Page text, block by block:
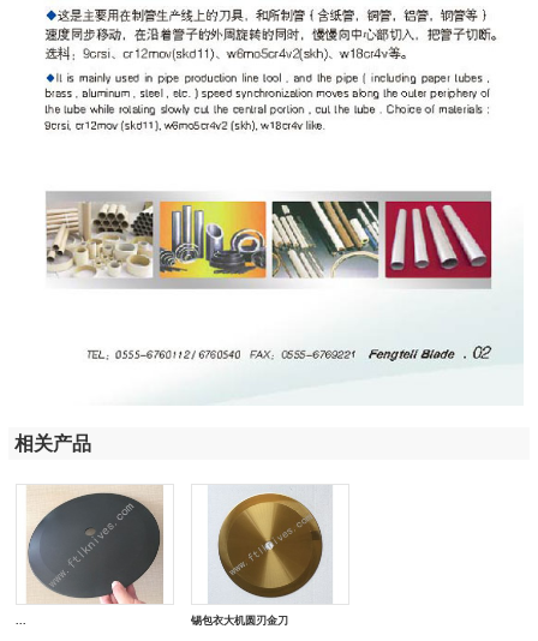
相关产品
... 锡包衣大机圆刃金刀